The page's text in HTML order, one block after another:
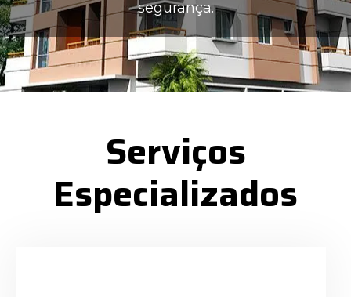
segurança.
Serviços
Especializados